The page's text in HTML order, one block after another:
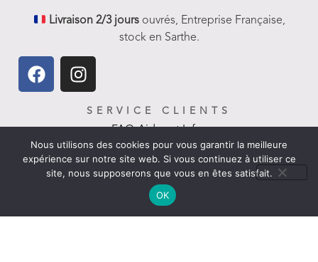
Livraison 2/3 joursouvrés, Entreprise Française,
stock en Sarthe.
SERVICE CLIENTS
FAQ-Aides et Infos
Livraison
Nous contacter
Politique de remboursement
Nous utilisons des cookies pour vous garantir la meilleure
expérience sur notre site web. Si vous continuez à utiliser ce
site, nous supposerons que vous en êtes satisfait.
OK